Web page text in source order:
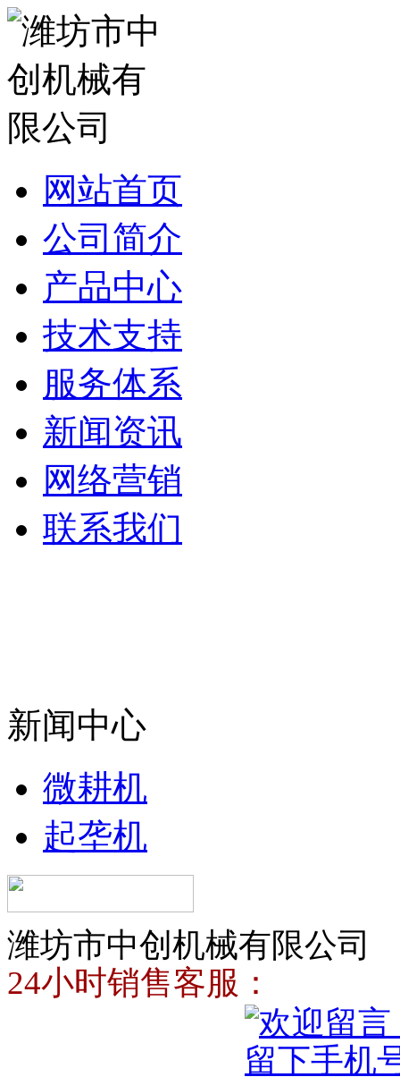
网站首页
公司简介
产品中心
技术支持
服务体系
新闻资讯
网络营销
联系我们
新闻中心
微耕机
起垄机
潍坊市中创机械有限公司
24小时销售客服：